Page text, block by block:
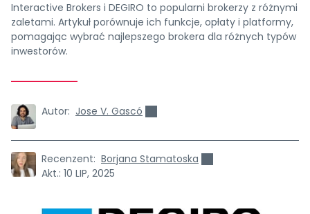
Interactive Brokers i DEGIRO to popularni brokerzy z różnymi
zaletami. Artykuł porównuje ich funkcje, opłaty i platformy,
pomagając wybrać najlepszego brokera dla różnych typów
inwestorów.
Autor: Jose V. Gascó
Recenzent: Borjana Stamatoska
Akt.: 10 LIP, 2025